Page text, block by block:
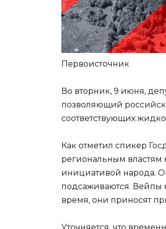
Первоисточник
Во вторник, 9 июня,
позволяющий
соответствующих
Как отметил спикер
региональным властям
инициативой народа.
подсаживаются. Вейпы
время, они приносят